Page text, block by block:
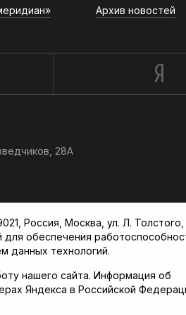
Архив новостей
28А
Россия, Москва, ул. Л. Толстого,
обеспечения
данных технологий.
нашего сайта. Информация об
Яндекса в Российской